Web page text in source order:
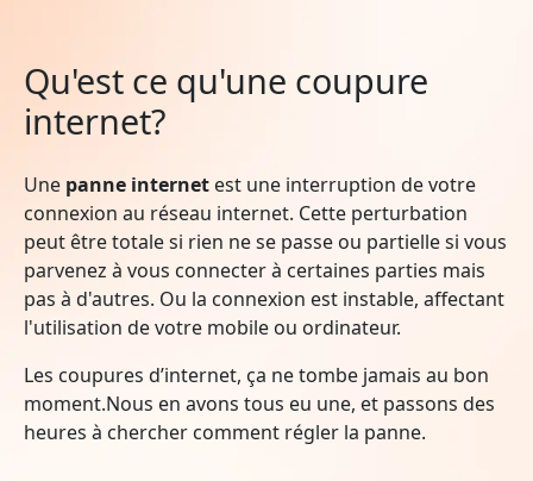
Qu'est ce qu'une coupure
internet?
Une panne internet est une interruption de votre
connexion au réseau internet. Cette perturbation
peut être totale si rien ne se passe ou partielle si vous
parvenez à vous connecter à certaines parties mais
pas à d'autres. Ou la connexion est instable, affectant
l'utilisation de votre mobile ou ordinateur.
Les coupures d’internet, ça ne tombe jamais au bon
moment.Nous en avons tous eu une, et passons des
heures à chercher comment régler la panne.